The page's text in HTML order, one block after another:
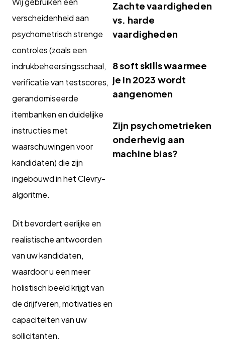
verscheidenheid aan
psychometrisch strenge
controles (zoals een
indrukbeheersingsschaal,
verificatie van testscores,
gerandomiseerde
itembanken en duidelijke
instructies met
waarschuwingen voor
kandidaten) die zijn
ingebouwd in het Clevry-
algoritme.
Dit bevordert eerlijke en
realistische antwoorden
van uw kandidaten,
waardoor u een meer
holistisch beeld krijgt van
de drijfveren, motivaties en
capaciteiten van uw
sollicitanten.
Zachte vaardigheden
vs. harde
vaardigheden
8 soft skills waarmee
je in 2023 wordt
aangenomen
Zijn psychometrieken
onderhevig aan
machine bias?